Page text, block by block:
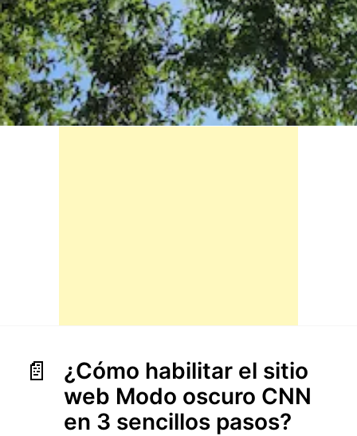
¿Cómo habilitar el sitio
web Modo oscuro CNN
en 3 sencillos pasos?